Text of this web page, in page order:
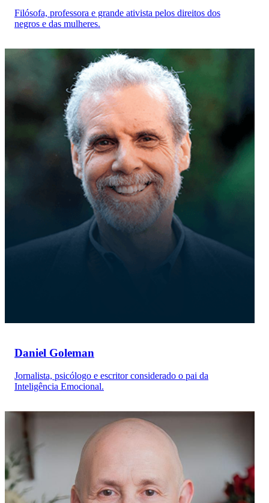
Filósofa, professora e grande ativista pelos direitos dos
negros e das mulheres.
Daniel Goleman
Jornalista, psicólogo e escritor considerado o pai da
Inteligência Emocional.